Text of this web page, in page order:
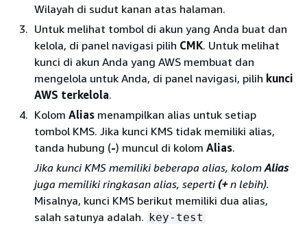
Wilayah di sudut kanan atas halaman.
Untuk melihat tombol di akun yang Anda buat dan
kelola, di panel navigasi pilih CMK. Untuk melihat
kunci di akun Anda yang AWS membuat dan
mengelola untuk Anda, di panel navigasi, pilih kunci
AWS terkelola.
Kolom Alias menampilkan alias untuk setiap
tombol KMS. Jika kunci KMS tidak memiliki alias,
tanda hubung (-) muncul di kolom Alias.
Jika kunci KMS memiliki beberapa alias, kolomAlias
juga memiliki ringkasan alias, seperti(+n lebih).
Misalnya, kunci KMS berikut memiliki dua alias,
salah satunya adalah. key-test